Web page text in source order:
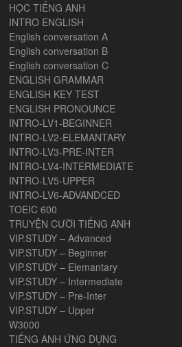
HỌC TIẾNG ANH
INTRO ENGLISH
English conversation A
English conversation B
English conversation C
ENGLISH GRAMMAR
ENGLISH KEY TEST
ENGLISH PRONOUNCE
INTRO-LV1-BEGINNER
INTRO-LV2-ELEMANTARY
INTRO-LV3-PRE-INTER
INTRO-LV4-INTERMEDIATE
INTRO-LV5-UPPER
INTRO-LV6-ADVANDCED
TOEIC 600
TRUYỆN CƯỜI TIẾNG ANH
VIP.STUDY – Advanced
VIP.STUDY – Beginner
VIP.STUDY – Elemantary
VIP.STUDY – Intermediate
VIP.STUDY – Pre-Inter
VIP.STUDY – Upper
W3000
TIẾNG ANH ỨNG DỤNG